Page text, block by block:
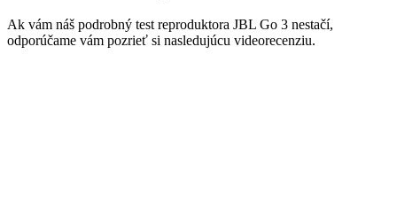
Ak vám náš podrobný test reproduktora JBL Go 3 nestačí,
odporúčame vám pozrieť si nasledujúcu videorecenziu.